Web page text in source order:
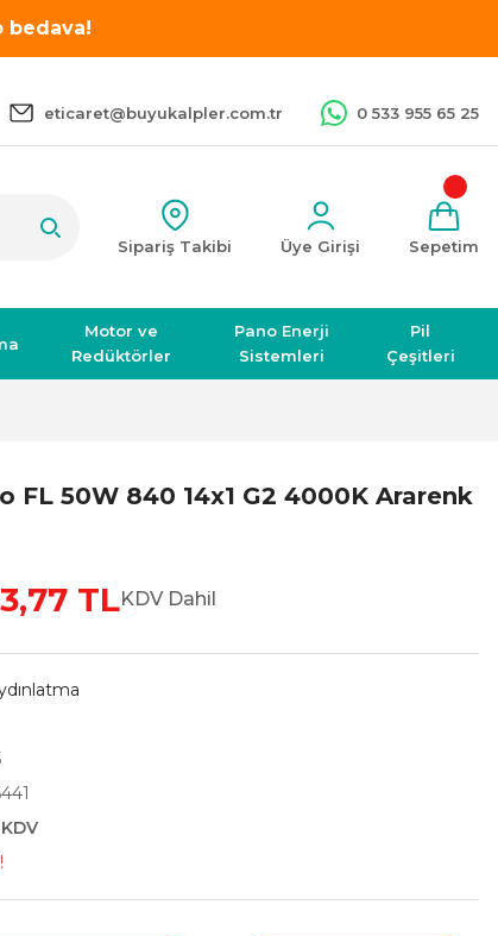
bedava!
eticaret@buyukalpler.com.tr 0 533 955 65 25
Sipariş Takibi Üye Girişi Sepetim
Motor ve
Redüktörler
Pano Enerji
Sistemleri
Pil
Çeşitleri
FL 50W 840 14x1 G2 4000K Ararenk
TLKDV Dahil